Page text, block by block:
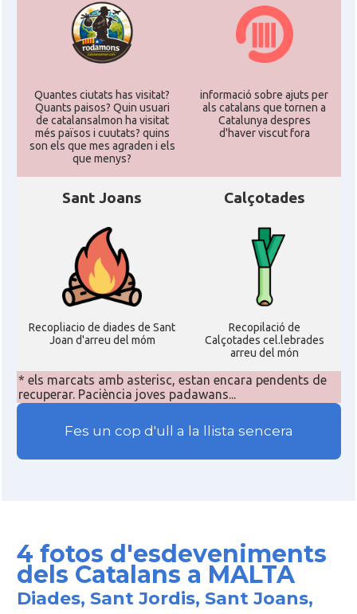
Quantes ciutats has visitat?
Quants paisos? Quin usuari
de catalansalmon ha visitat
més països i cuutats? quins
son els que mes agraden i els
que menys?
informació sobre ajuts per
als catalans que tornen a
Catalunya despres
d'haver viscut fora
Sant Joans
Recopliacio de diades de Sant
Joan d'arreu del móm
Calçotades
Recopilació de
Calçotades cel.lebrades
arreu del món
* els marcats amb asterisc, estan encara pendents de
recuperar. Paciència joves padawans...
Fes un cop d'ull a la llista sencera
4 fotos d'esdeveniments
dels Catalans a MALTA
Diades, Sant Jordis, Sant Joans,